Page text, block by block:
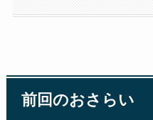
前回のおさらい